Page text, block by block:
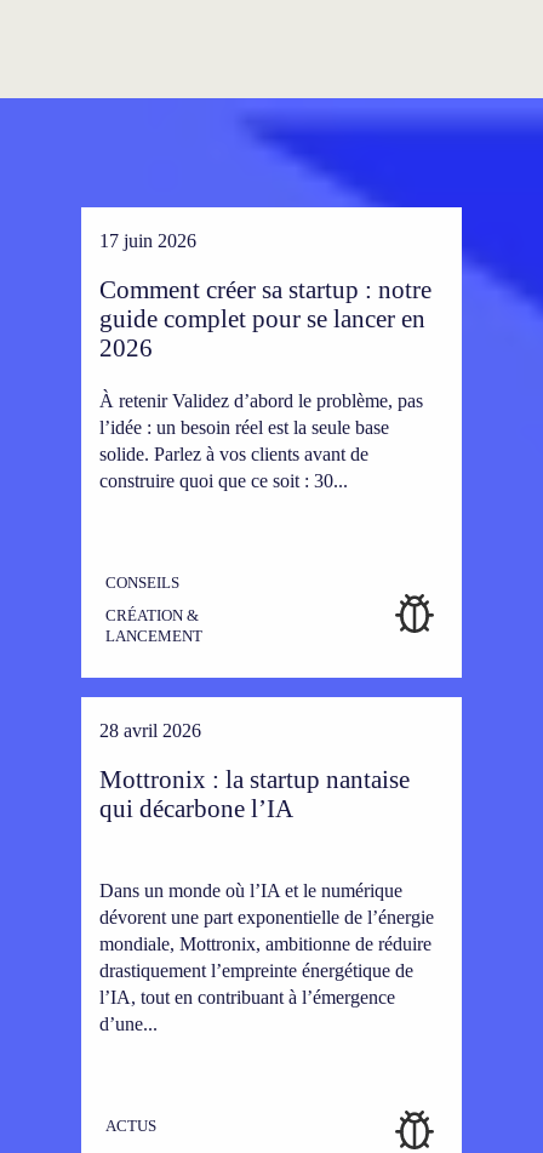
17 juin 2026
Comment créer sa startup : notre
guide complet pour se lancer en
2026
À retenir Validez d’abord le problème, pas
l’idée : un besoin réel est la seule base
solide. Parlez à vos clients avant de
construire quoi que ce soit : 30...
CONSEILS
CRÉATION &
LANCEMENT
28 avril 2026
Mottronix : la startup nantaise
qui décarbone l’IA
Dans un monde où l’IA et le numérique
dévorent une part exponentielle de l’énergie
mondiale, Mottronix, ambitionne de réduire
drastiquement l’empreinte énergétique de
l’IA, tout en contribuant à l’émergence
d’une...
ACTUS